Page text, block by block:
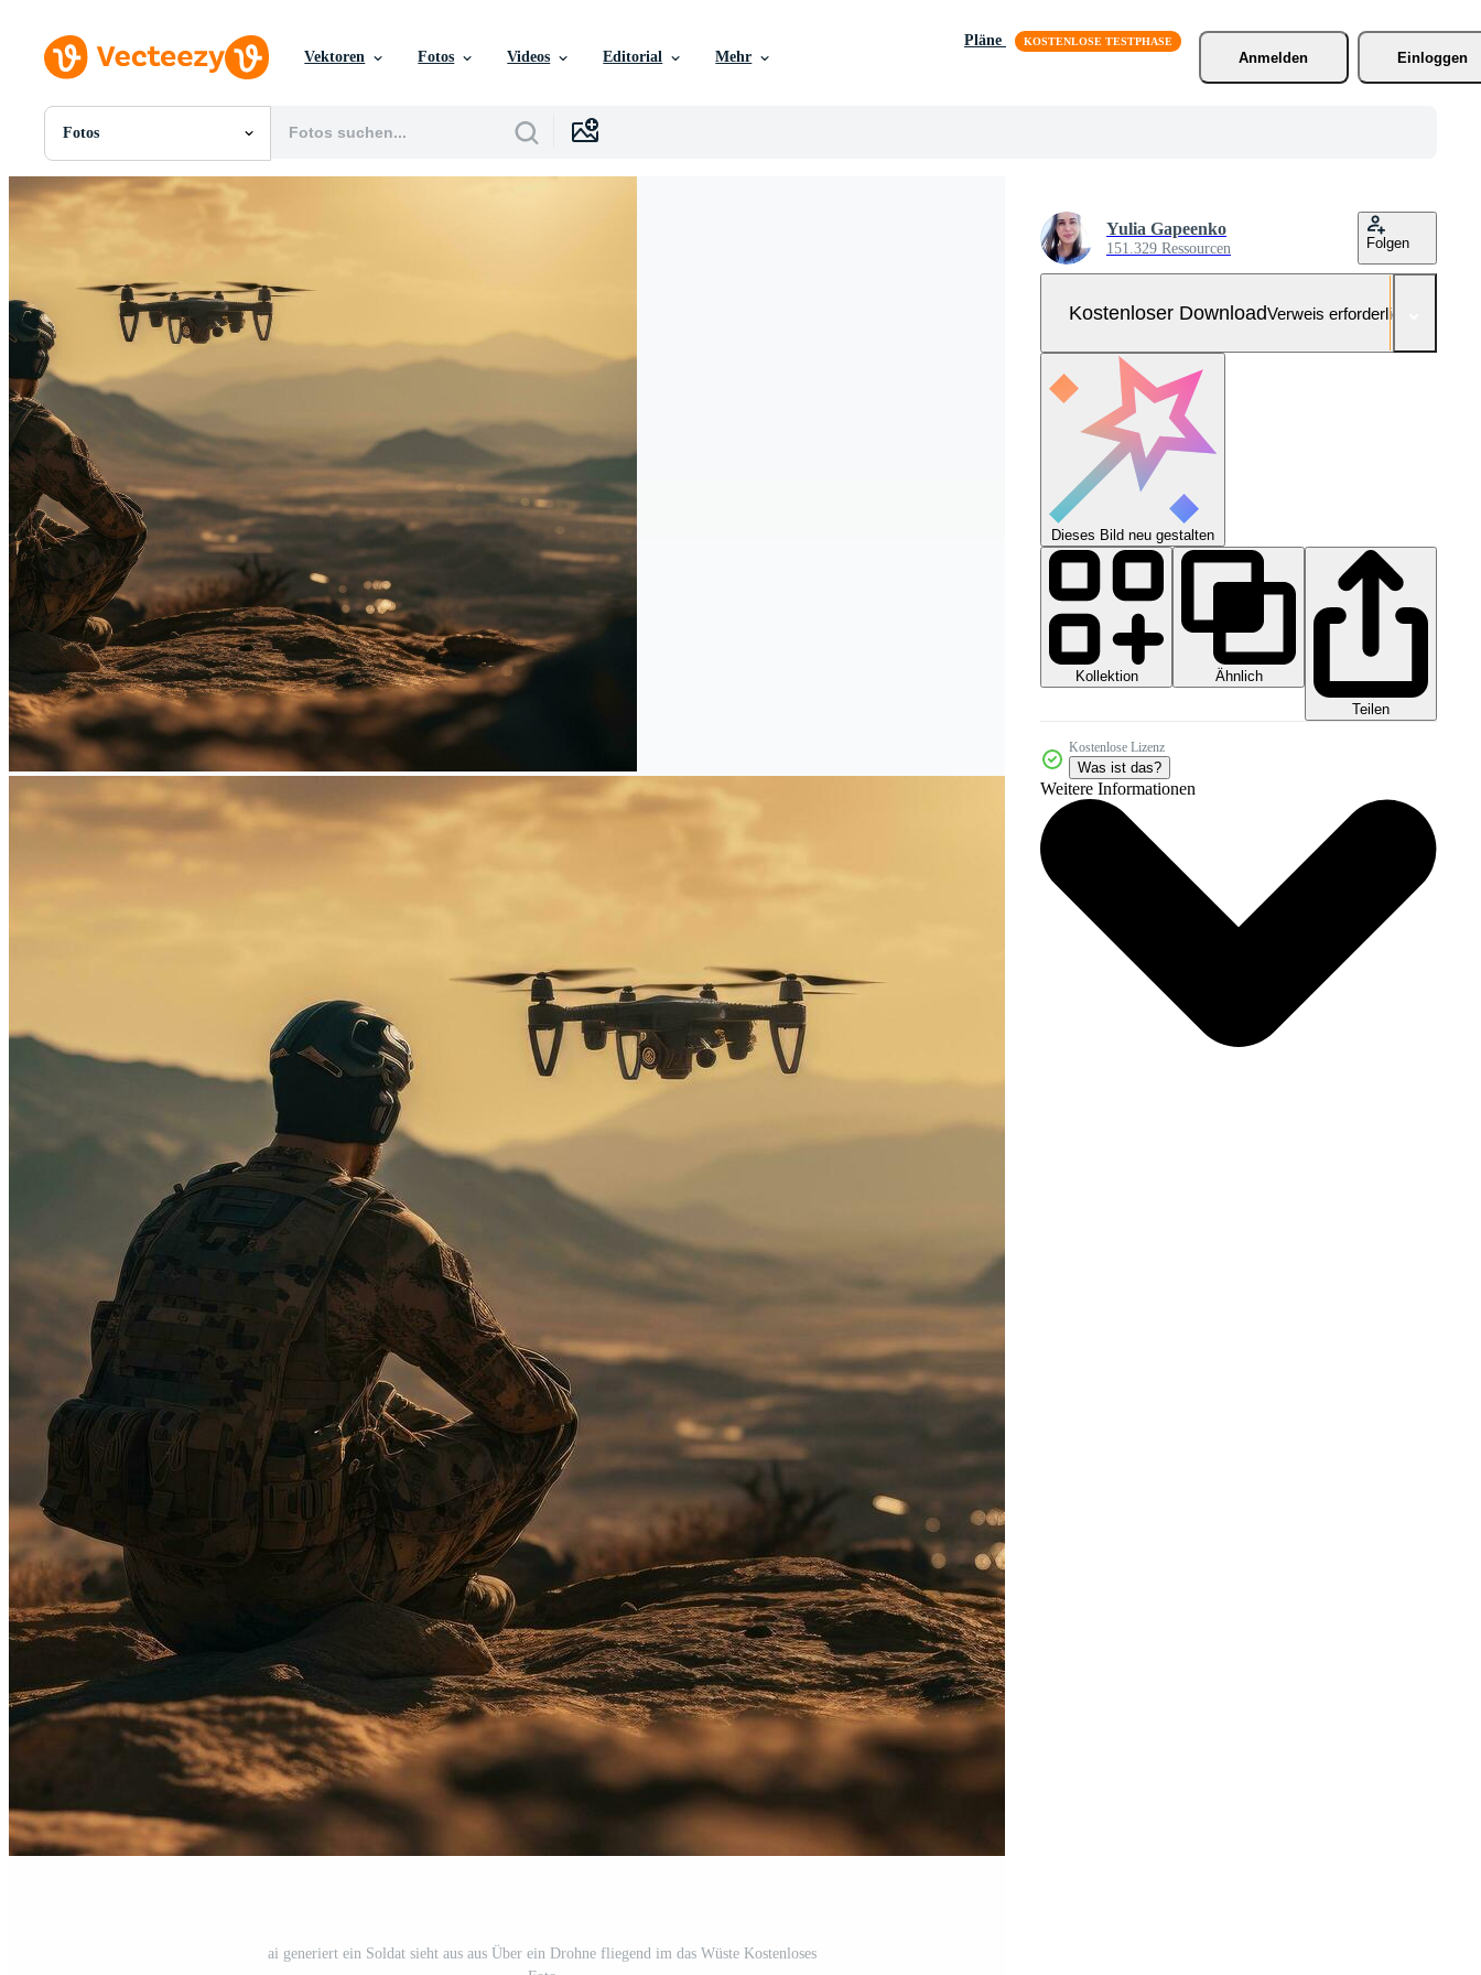
Vektoren Fotos Videos Editorial Mehr
Pläne
Anmelden
Einloggen
Fotos
Alle Bilder
Fotos
Vektoren
Videos
Motion Graphics
Redaktionelle Bilder
Redaktionelle Ereignisse
ai generiert ein Soldat sieht aus aus Über ein Drohne fliegend im das Wüste Kostenloses
Yulia Gapeenko
151.329 Ressourcen Folgen
Kostenloser DownloadVerweis erforderlich
Dieses Bild neu gestalten
Kollektion
Ähnlich
Teilen
Kostenlose Lizenz
Was ist das?
Weitere Informationen